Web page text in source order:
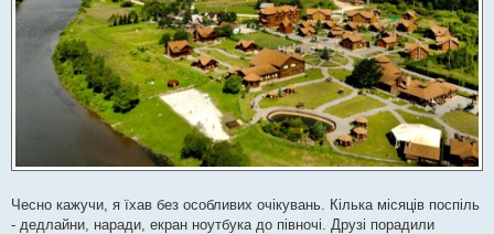
Чесно кажучи, я їхав без особливих очікувань. Кілька місяців поспіль
- дедлайни, наради, екран ноутбука до півночі. Друзі порадили